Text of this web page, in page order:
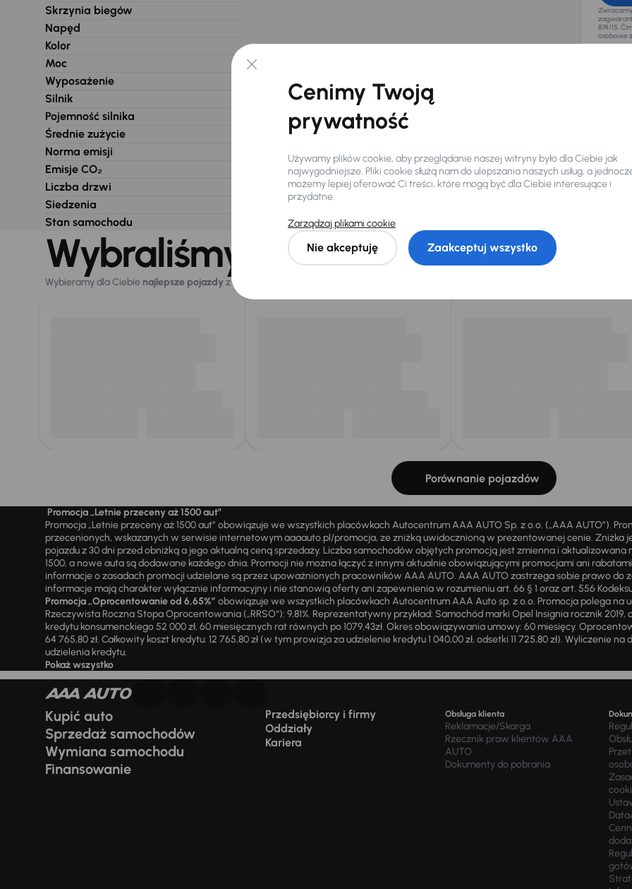
Skrzynia biegów
Napęd
Kolor
Moc
Wyposażenie
Silnik
Pojemność silnika
Średnie zużycie
Norma emisji
Emisje CO₂
Liczba drzwi
Siedzenia
Stan samochodu
874/15,
osobowe
Wybraliśmy dla Ciebie
Wybieramy dla Ciebie najlepsze pojazdy z naszej oferty. Kupimy dla Ciebie
Porównanie pojazdów
Promocja „Letnie przeceny aż 1500 aut”
Promocja „Letnie przeceny aż 1500 aut” obowiązuje we wszystkich placówkach Autocentrum AAA AUTO Sp. z o.o. („AAA AUTO”).
przecenionych, wskazanych w serwisie internetowym aaaauto.pl/promocja, ze zniżką uwidocznioną w prezentowanej cenie. Zniżka
pojazdu z 30 dni przed obniżką a jego aktualną ceną sprzedaży. Liczba samochodów objętych promocją jest zmienna i
1500, a nowe auta są dodawane każdego dnia. Promocji nie można łączyć z innymi aktualnie obowiązującymi promocjami ani
informacje o zasadach promocji udzielane są przez upoważnionych pracowników AAA AUTO. AAA AUTO zastrzega sobie prawo
informacje mają charakter wyłącznie informacyjny i nie stanowią oferty ani zapewnienia w rozumieniu art. 66 § 1 oraz art. 556
Promocja „Oprocentowanie od 6,65%” obowiązuje we wszystkich placówkach Autocentrum AAA Auto sp. z o.o. Promocja polega na
Rzeczywista Roczna Stopa Oprocentowania („RRSO“): 9,81%. Reprezentatywny przykład: Samochód marki Opel Insignia rocznik 2019,
kredytu konsumenckiego 52 000 zł, 60 miesięcznych rat równych po 1079,43zł. Okres obowiązywania umowy: 60 miesięcy.
64 765,80 zł. Całkowity koszt kredytu: 12 765,80 zł (w tym prowizja za udzielenie kredytu 1 040,00 zł, odsetki 11 725,80 zł). Wyliczenie
udzielenia kredytu.
Pokaż wszystko
Kupić auto
Sprzedaż samochodów
Wymiana samochodu
Finansowanie
Przedsiębiorcy i firmy
Oddziały
Kariera
Obsługa klienta
Reklamacje/Skarga
Rzecznik praw klientów AAA
AUTO
Dokumenty do pobrania
Cenimy Twoją
prywatność
Używamy plików cookie, aby przeglądanie naszej witryny było dla Ciebie jak
najwygodniejsze. Pliki cookie służą nam do ulepszania naszych usług, a
możemy lepiej oferować Ci treści, które mogą być dla Ciebie interesujące i
przydatne.
Zarządzaj plikami cookie
Nie akceptuję Zaakceptuj wszystko